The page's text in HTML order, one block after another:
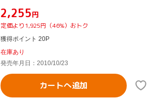
¥2,255円
定価より1,925円（46%）おトク
獲得ポイント 20P
在庫あり
発売年月日：2010/10/23
カートへ追加